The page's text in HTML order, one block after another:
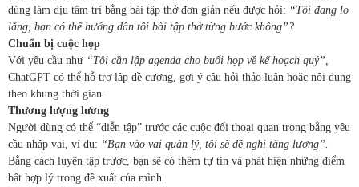
dùng làm dịu tâm trí bằng bài tập thở đơn giản nếu được hỏi: “Tôi đang lo
lắng, bạn có thể hướng dẫn tôi bài tập thở từng bước không”?
Chuẩn bị cuộc họp
Với yêu cầu như “Tôi cần lập agenda cho buổi họp về kế hoạch quý”,
ChatGPT có thể hỗ trợ lập đề cương, gợi ý câu hỏi thảo luận hoặc nội dung
theo khung thời gian.
Thương lượng lương
Người dùng có thể “diễn tập” trước các cuộc đối thoại quan trọng bằng yêu
cầu nhập vai, ví dụ: “Bạn vào vai quản lý, tôi sẽ đề nghị tăng lương”.
Bằng cách luyện tập trước, bạn sẽ có thêm tự tin và phát hiện những điểm
bất hợp lý trong đề xuất của mình.